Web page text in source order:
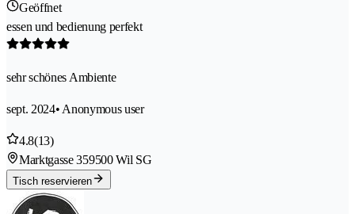
Geöffnet
essen und bedienung perfekt
sehr schönes Ambiente
sept. 2024• Anonymous user
4.8(13)
Marktgasse 359500 Wil SG
Tisch reservieren